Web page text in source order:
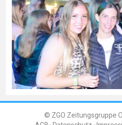
© ZGO Zeitungsgruppe